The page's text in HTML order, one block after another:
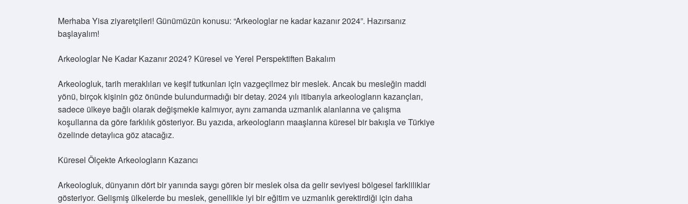
Merhaba Yisa ziyaretçileri! Günümüzün konusu: “Arkeologlar ne kadar kazanır 2024”. Hazırsanız
başlayalım!
Arkeologlar Ne Kadar Kazanır 2024? Küresel ve Yerel Perspektiften Bakalım
Arkeologluk, tarih meraklıları ve keşif tutkunları için vazgeçilmez bir meslek. Ancak bu mesleğin maddi
yönü, birçok kişinin göz önünde bulundurmadığı bir detay. 2024 yılı itibarıyla arkeologların kazançları,
sadece ülkeye bağlı olarak değişmekle kalmıyor, aynı zamanda uzmanlık alanlarına ve çalışma
koşullarına da göre farklılık gösteriyor. Bu yazıda, arkeologların maaşlarına küresel bir bakışla ve Türkiye
özelinde detaylıca göz atacağız.
Küresel Ölçekte Arkeologların Kazancı
Arkeologluk, dünyanın dört bir yanında saygı gören bir meslek olsa da gelir seviyesi bölgesel farkliliklar
gösteriyor. Gelişmiş ülkelerde bu meslek, genellikle iyi bir eğitim ve uzmanlık gerektirdiği için daha